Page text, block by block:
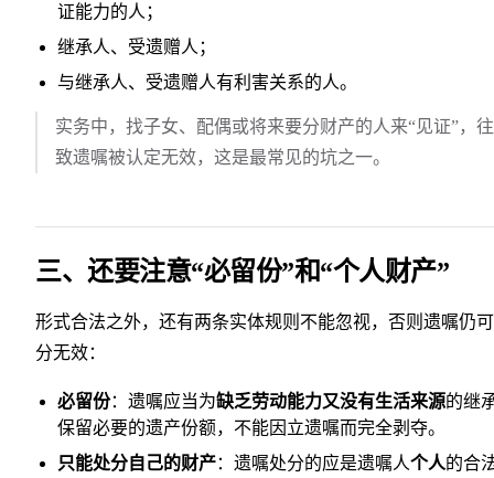
证能力的人；
继承人、受遗赠人；
与继承人、受遗赠人有利害关系的人。
实务中，找子女、配偶或将来要分财产的人来“见证”，
致遗嘱被认定无效，这是最常见的坑之一。
三、还要注意“必留份”和“个人财产”
形式合法之外，还有两条实体规则不能忽视，否则遗嘱仍
分无效：
必留份：遗嘱应当为缺乏劳动能力又没有生活来源的继
保留必要的遗产份额，不能因立遗嘱而完全剥夺。
只能处分自己的财产：遗嘱处分的应是遗嘱人个人的合